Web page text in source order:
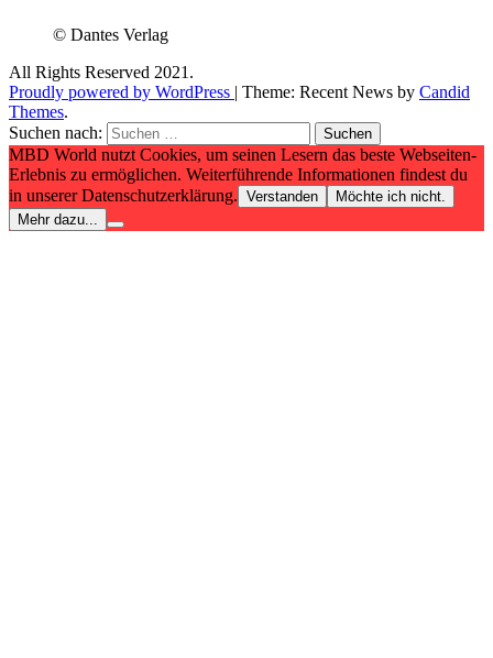
© Dantes Verlag
All Rights Reserved 2021.
Proudly powered by WordPress | Theme: Recent News by Candid
Themes.
Suchen nach:
MBD World nutzt Cookies, um seinen Lesern das beste Webseiten-
Erlebnis zu ermöglichen. Weiterführende Informationen findest du
in unserer Datenschutzerklärung. Verstanden
Möchte ich nicht.
Mehr dazu...